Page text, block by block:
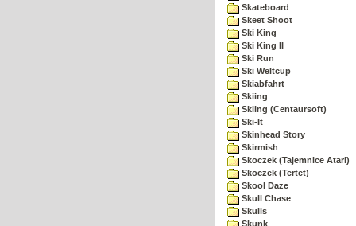
Skateboard
Skeet Shoot
Ski King
Ski King II
Ski Run
Ski Weltcup
Skiabfahrt
Skiing
Skiing (Centaursoft)
Ski-It
Skinhead Story
Skirmish
Skoczek (Tajemnice Atari)
Skoczek (Tertet)
Skool Daze
Skull Chase
Skulls
Skunk